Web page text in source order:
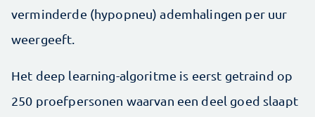
verminderde (hypopneu) ademhalingen per uur
weergeeft.
Het deep learning-algoritme is eerst getraind op
250 proefpersonen waarvan een deel goed slaapt